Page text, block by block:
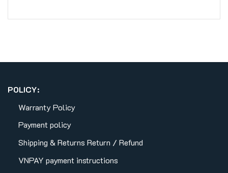
POLICY:
Warranty Policy
Payment policy
Shipping & Returns Return / Refund
VNPAY payment instructions